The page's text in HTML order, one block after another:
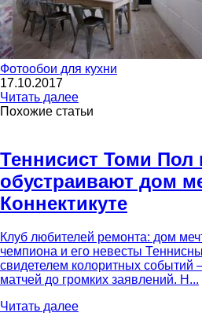
Фотообои для кухни
17.10.2017
Читать далее
Похожие статьи
Теннисист Томи Пол
обустраивают дом
Коннектикуте
Клуб любителей ремонта: дом
чемпиона и его невесты
свидетелем колоритных
матчей до громких заявлений. Н...
Читать далее